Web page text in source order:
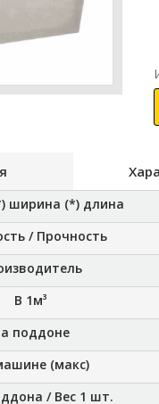
ширина (*) длина
/ Прочность
В 1м³
поддоне
(макс)
/ Вес 1 шт.